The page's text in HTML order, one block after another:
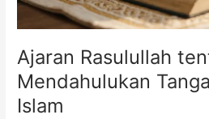
Ajaran Rasulullah
Mendahulukan
Islam